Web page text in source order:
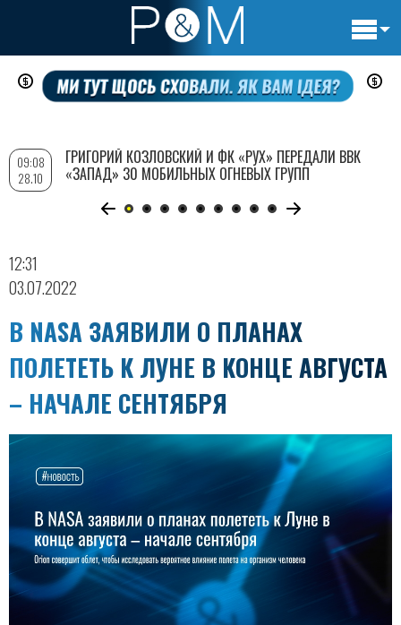
Перейти
содержанию
12:31
03.07.2022
В NASA ЗАЯВИЛИ О ПЛАНАХ
ПОЛЕТЕТЬ К ЛУНЕ В КОНЦЕ АВГУСТА
– НАЧАЛЕ СЕНТЯБРЯ
09:08
28.10
ГРИГОРИЙ КОЗЛОВСКИЙ И ФК «РУХ» ПЕРЕДАЛИ ВВК
«ЗАПАД» 30 МОБИЛЬНЫХ ОГНЕВЫХ ГРУПП